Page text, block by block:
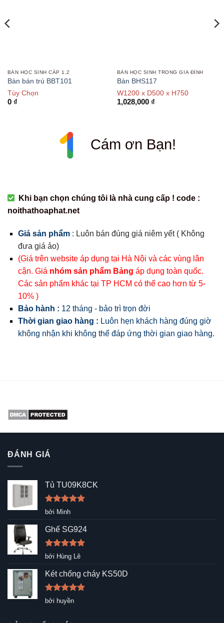
BÀN HỌC SINH CẤP 1,2
Bàn bán trú BBT101
Tùy Chọn
0 ₫
BÀN HỌC SINH TRONG GIA ĐÌNH
Bàn BHS117
W1200 x D500 x H750
1,028,000 ₫
Cám ơn Bạn!
Khi bạn chọn chúng tôi là nhà cung cấp ! code :
noithathoaphat.net
Giá sản phẩm: Luôn bán đúng giá niêm yết ( Không
đưa giá ảo)
(Giá trên website áp dụng tại Hà Nội và các vùng lân
cận. Giá nhóm sản phẩm Bảng áp dụng toàn quốc.
Các sản phẩm khác tại TP HCM có thể cao hơn từ 5-
10% )
Bảo hành : 12 tháng - bảo trì trọn đời
Thời gian giao hàng : Luôn hẹn khách hàng đúng giờ
không nhận khi không thể đáp ứng thời gian giao hàng.
ĐÁNH GIÁ
Tủ TU09K8CK
Được xếp
sao
bởi Minh
Ghế SG924
Được xếp
5
sao
bởi Hùng Lê
Két chống cháy KS50D
Được xếp
hạng5
bởi huyền